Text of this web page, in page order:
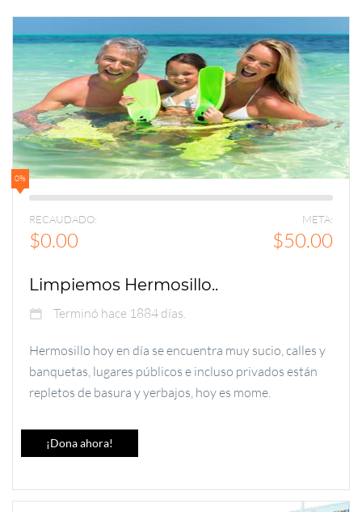
0%
RECAUDADO:
$0.00
META:
$50.00
Limpiemos Hermosillo..
Terminó hace 1884 días.
Hermosillo hoy en día se encuentra muy sucio, calles y
banquetas, lugares públicos e incluso privados están
repletos de basura y yerbajos, hoy es mome.
¡Dona ahora!